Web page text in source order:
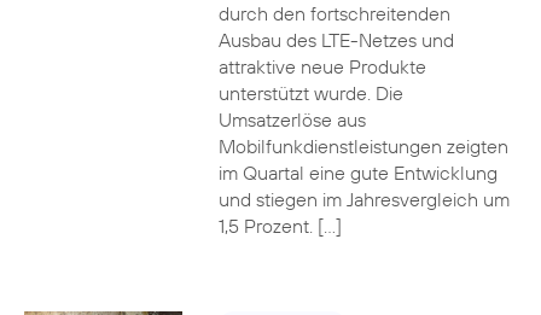
durch den fortschreitenden
Ausbau des LTE-Netzes und
attraktive neue Produkte
unterstützt wurde. Die
Umsatzerlöse aus
Mobilfunkdienstleistungen zeigten
im Quartal eine gute Entwicklung
und stiegen im Jahresvergleich um
1,5 Prozent. […]